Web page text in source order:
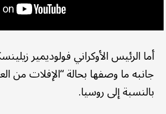
أما الرئيس الأوكراني فولوديمير
جانبه ما وصفها بحالة “الإفلات من
بالنسبة إلى روسيا.